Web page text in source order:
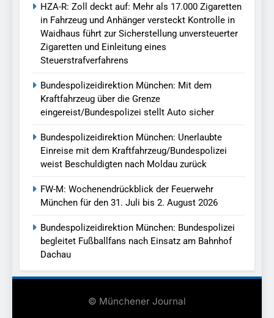
HZA-R: Zoll deckt auf: Mehr als 17.000 Zigaretten
in Fahrzeug und Anhänger versteckt Kontrolle in
Waidhaus führt zur Sicherstellung unversteuerter
Zigaretten und Einleitung eines
Steuerstrafverfahrens
Bundespolizeidirektion München: Mit dem
Kraftfahrzeug über die Grenze
eingereist/Bundespolizei stellt Auto sicher
Bundespolizeidirektion München: Unerlaubte
Einreise mit dem Kraftfahrzeug/Bundespolizei
weist Beschuldigten nach Moldau zurück
FW-M: Wochenendrückblick der Feuerwehr
München für den 31. Juli bis 2. August 2026
Bundespolizeidirektion München: Bundespolizei
begleitet Fußballfans nach Einsatz am Bahnhof
Dachau
© Münchener Journal